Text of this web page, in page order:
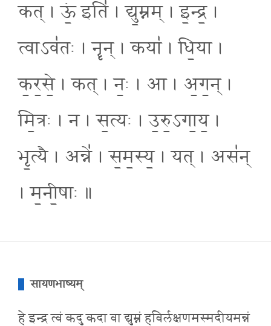
कत् । ऊं॒ इति॑ । द्यु॒म्नम् । इ॒न्द्र॒ ।
त्वाऽव॑तः । नॄन् । कया॑ । धि॒या ।
क॒र॒से॒ । कत् । नः॒ । आ । अ॒ग॒न् ।
मि॒त्रः । न । स॒त्यः । उ॒रु॒ऽगा॒य॒ ।
भृ॒त्यै । अन्ने॑ । स॒म॒स्य॒ । यत् । अस॑न्
। म॒नी॒षाः ॥
सायणभाष्यम्
हे इन्द्र त्वं कदु कदा वा द्युम्नं हविर्लक्षणमस्मदीयमन्नं